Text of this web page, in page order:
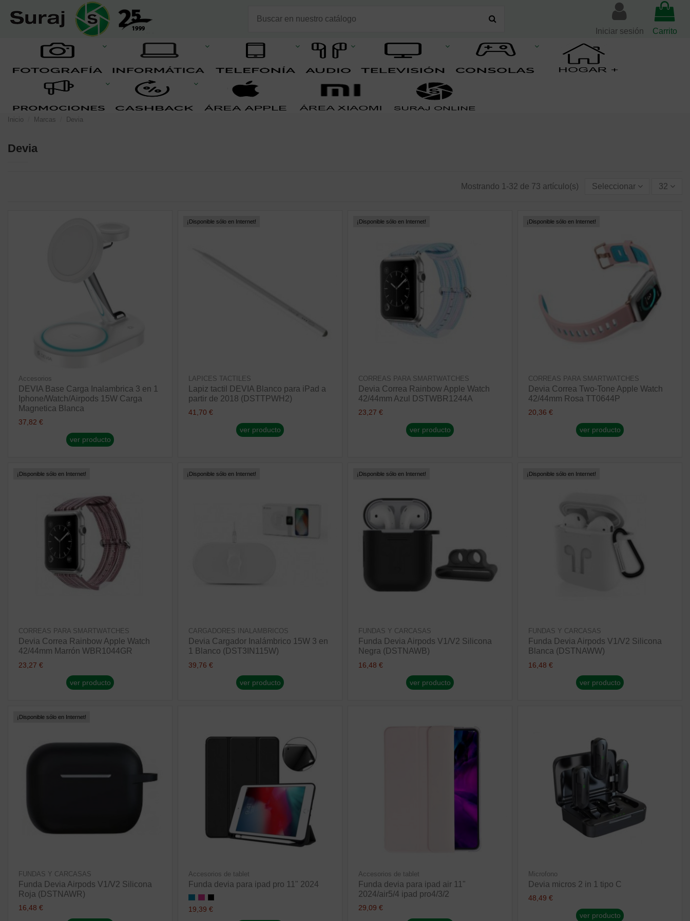
Iniciar sesión Carrito
Inicio Marcas Devia
Devia
Mostrando 1-32 de 73 artículo(s) Seleccionar 32
Accesorios
DEVIA Base Carga Inalambrica 3 en 1
Iphone/Watch/Airpods 15W Carga
Magnetica Blanca
37,82 €
ver producto
¡Disponible sólo en Internet!
LAPICES TACTILES
Lapiz tactil DEVIA Blanco para iPad a
partir de 2018 (DSTTPWH2)
41,70 €
ver producto
¡Disponible sólo en Internet!
CORREAS PARA SMARTWATCHES
Devia Correa Rainbow Apple Watch
42/44mm Azul DSTWBR1244A
23,27 €
ver producto
¡Disponible sólo en Internet!
CORREAS PARA SMARTWATCHES
Devia Correa Two-Tone Apple Watch
42/44mm Rosa TT0644P
20,36 €
ver producto
¡Disponible sólo en Internet!
CORREAS PARA SMARTWATCHES
Devia Correa Rainbow Apple Watch
42/44mm Marrón WBR1044GR
23,27 €
ver producto
¡Disponible sólo en Internet!
CARGADORES INALAMBRICOS
Devia Cargador Inalámbrico 15W 3 en
1 Blanco (DST3IN115W)
39,76 €
ver producto
¡Disponible sólo en Internet!
FUNDAS Y CARCASAS
Funda Devia Airpods V1/V2 Silicona
Negra (DSTNAWB)
16,48 €
ver producto
¡Disponible sólo en Internet!
FUNDAS Y CARCASAS
Funda Devia Airpods V1/V2 Silicona
Blanca (DSTNAWW)
16,48 €
ver producto
¡Disponible sólo en Internet!
FUNDAS Y CARCASAS
Funda Devia Airpods V1/V2 Silicona
Roja (DSTNAWR)
16,48 €
Accesorios de tablet
Funda devia para ipad pro 11" 2024
19,39 €
Accesorios de tablet
Funda devia para ipad air 11"
2024/air5/4 ipad pro4/3/2
29,09 €
Microfono
Devia micros 2 in 1 tipo C
48,49 €
ver producto